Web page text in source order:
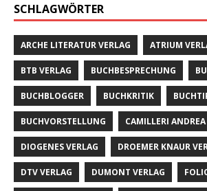
SCHLAGWÖRTER
ARCHE LITERATUR VERLAG ATRIUM
BTB VERLAG BUCHBESPRECHUNG
BUCHBLOGGER BUCHKRITIK
BUCHVORSTELLUNG CAMILLERI ANDREA
DIOGENES VERLAG DROEMER KNAUR
DTV VERLAG DUMONT VERLAG